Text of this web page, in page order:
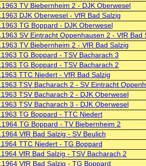
TV Biebernheim 2 - DJK Oberwesel
DJK Oberwesel - VfR Bad Salzig
TG Boppard - DJK Oberwesel
SV Eintracht Oppenhausen 2 - VfR Bad
TV Biebernheim 2 - VfR Bad Salzig
TG Boppard - TSV Bacharach 3
TG Boppard - TSV Bacharach 2
TTC Niedert - VfR Bad Salzig
TSV Bacharach 2 - SV Eintracht
TSV Bacharach 2 - DJK Oberwesel
TSV Bacharach 3 - DJK Oberwesel
TG Boppard - TTC Niedert
TG Boppard - TV Biebernheim 2
VfR Bad Salzig - SV Beulich
TTC Niedert - TG Boppard
VfR Bad Salzig - TSV Bacharach 2
VfR Bad Salzig - TG Boppard